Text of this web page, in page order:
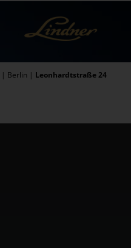
| Berlin | Leonhardtstraße 24